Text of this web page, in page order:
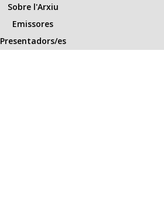
Sobre l'Arxiu
Emissores
Presentadors/es